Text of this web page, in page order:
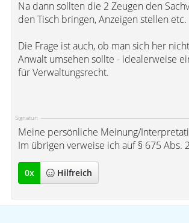
Na dann sollten die 2 Zeugen den
den Tisch bringen, Anzeigen stellen etc.
Die Frage ist auch, ob man sich her
Anwalt umsehen sollte - idealerweise
für Verwaltungsrecht.
Signatur:
Meine persönliche Meinung/
Im übrigen verweise ich auf § 675 Abs.
0x Hilfreich